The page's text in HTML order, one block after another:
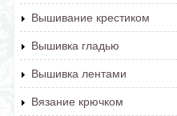
Вышивание крестиком
Вышивка гладью
Вышивка лентами
Вязание крючком